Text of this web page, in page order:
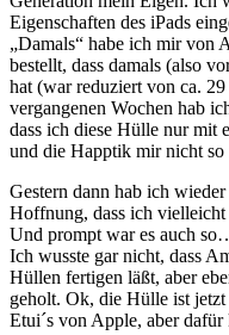
Eigenschaften des iPads
„Damals“ habe ich mir von
bestellt, dass damals (also
hat (war reduziert von ca.
vergangenen Wochen hab
dass ich diese Hülle nur mit
und die Happtik mir nicht so
Gestern dann hab ich
Hoffnung, dass ich
Und prompt war es auch
Ich wusste gar nicht, dass
Hüllen fertigen läßt, aber
geholt. Ok, die Hülle ist
Etui´s von Apple, aber